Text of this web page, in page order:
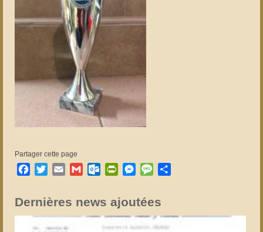
Partager cette page
Facebook
TwitterEmail GmailOutlook.com
PrintFriendly
Messenger
Message
Dernières news ajoutées